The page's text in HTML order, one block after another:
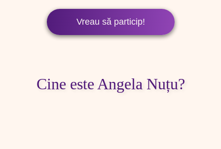
Vreau să particip!
Cine este Angela Nuțu?